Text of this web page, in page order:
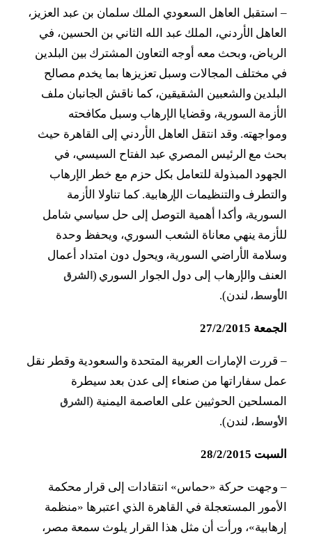
–استقبل العاهل السعودي الملك سلمان بن عبد العزيز،
العاهل الأردني، الملك عبد الله الثاني بن الحسين، في
الرياض، وبحث معه أوجه التعاون المشترك بين البلدين
في مختلف المجالات وسبل تعزيزها بما يخدم مصالح
البلدين والشعبين الشقيقين، كما ناقش الجانبان ملف
الأزمة السورية، وقضايا الإرهاب وسبل مكافحته
ومواجهته. وقد انتقل العاهل الأردني إلى القاهرة حيث
بحث مع الرئيس المصري عبد الفتاح السيسي، في
الجهود المبذولة للتعامل بكل حزم مع خطر الإرهاب
والتطرف والتنظيمات الإرهابية. كما تناولا الأزمة
السورية، وأكدا أهمية التوصل إلى حل سياسي شامل
للأزمة ينهي معاناة الشعب السوري، ويحفظ وحدة
وسلامة الأراضي السورية، ويحول دون امتداد أعمال
العنف والإرهاب إلى دول الجوار السوري ( الشرق
الأوسط، لندن).
الجمعة 27/2/2015
– قررت الإمارات العربية المتحدة والسعودية وقطر نقل
عمل سفاراتها من صنعاء إلى عدن بعد سيطرة
المسلحين الحوثيين على العاصمة اليمنية ( الشرق
الأوسط، لندن).
السبت 28/2/2015
– وجهت حركة «حماس» انتقادات إلى قرار محكمة
الأمور المستعجلة في القاهرة الذي اعتبرها «منظمة
إرهابية»، ورأت أن مثل هذا القرار يلوث سمعة مصر،